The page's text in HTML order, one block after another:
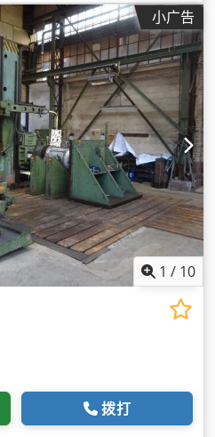
小广告
1 / 10
拨打